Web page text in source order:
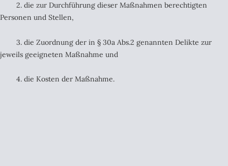
2. die zur Durchführung dieser Maßnahmen berechtigten
Personen und Stellen,
3. die Zuordnung der in § 30a Abs.2 genannten Delikte zur
jeweils geeigneten Maßnahme und
4. die Kosten der Maßnahme.